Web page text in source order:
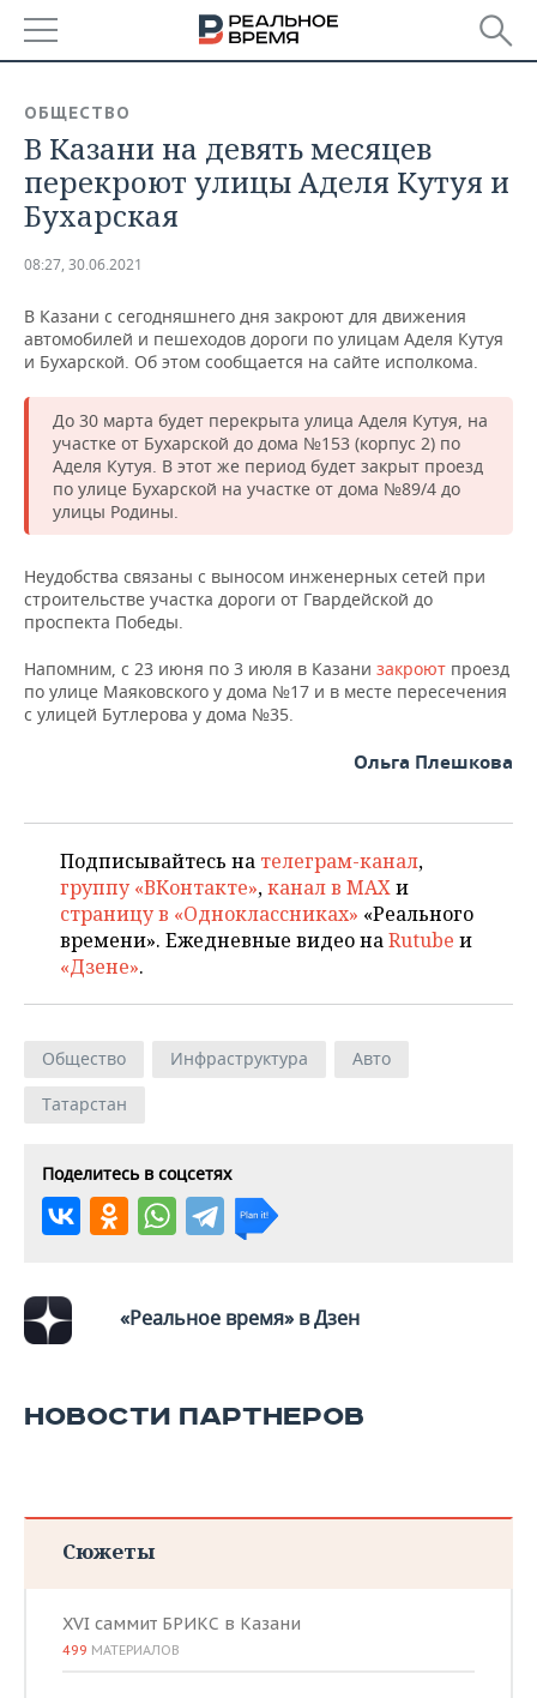
БАШКОРТОСТАН
ТАТАРСТАН
НОВОСТИ
АНАЛИТИКА
ДЕКЛАРАЦИИ О ДОХОДАХ
КОРОЛИ ГОСЗАКАЗА ПФО
ВУЗЫ ТАТАРСТАНА
КОМУ ПРИНАДЛЕЖАТ
ТОРГОВЫЕ ЦЕНТРЫ
ТАТАРСТАНА
НОВОСТИ ЭКОНОМИКИ
ФИНАНСЫ
БАНКИ
БЮДЖЕТ
ИНВЕСТИЦИИ
ПРОМЫШЛЕННОСТЬ
НОВОСТИ
ПРОМЫШЛЕННОСТИ
АГРОПРОМ
МАШИНОСТРОЕНИЕ
НЕФТЬ
ЭНЕРГЕТИКА
НЕДВИЖИМОСТЬ
НОВОСТИ НЕДВИЖИМОСТИ
АВТО
НОВОСТИ АВТО
БИЗНЕС
НОВОСТИ БИЗНЕСА
РОЗНИЧНАЯ ТОРГОВЛЯ
ТРАНСПОРТ
УСЛУГИ
ТЕХНОЛОГИИ
НОВОСТИ ТЕХНОЛОГИЙ
IT
МЕДИА
МЕРОПРИЯТИЯ
НОВОСТИ МЕРОПРИЯТИЙ
ВЫЕЗДНАЯ РЕДАКЦИЯ
ОТКРЫТАЯ ЛЕКЦИЯ
СПОРТ
НОВОСТИ СПОРТА
БАСКЕТБОЛ
ВОЛЕЙБОЛ
КИБЕРСПОРТ
ОБЩЕСТВО
ИНФРАСТРУКТУРА
ИСТОРИЯ
КУЛЬТУРА
СПРАВОЧНИК
СПИСОК ПЕРСОН
СПИСОК КОМПАНИЙ
ПОЛНАЯ ВЕРСИЯ
ОБЩЕСТВО
В Казани на девять месяцев
перекроют улицы Аделя Кутуя и
Бухарская
08:27, 30.06.2021
В Казани с сегодняшнего дня закроют для движения
автомобилей и пешеходов дороги по улицам Аделя Кутуя
и Бухарской. Об этом сообщается на сайте исполкома.
До 30 марта будет перекрыта улица Аделя Кутуя, на
участке от Бухарской до дома №153 (корпус 2) по
Аделя Кутуя. В этот же период будет закрыт проезд
по улице Бухарской на участке от дома №89/4 до
улицы Родины.
Неудобства связаны с выносом инженерных сетей при
строительстве участка дороги от Гвардейской до
проспекта Победы.
Напомним, с 23 июня по 3 июля в Казани закроют проезд
по улице Маяковского у дома №17 и в месте пересечения
с улицей Бутлерова у дома №35.
Ольга Плешкова
Подписывайтесь на телеграм-канал,
группу «ВКонтакте»,канал в MAXи
страницу в «Одноклассниках» «Реального
времени». Ежедневные видео наRutube и
«Дзене».
Общество Инфраструктура
Авто
Татарстан
Поделитесь в соцсетях
«Реальное время» в Дзен
НОВОСТИ ПАРТНЕРОВ
Сюжеты
XVI саммит БРИКС в Казани
499 МАТЕРИАЛОВ